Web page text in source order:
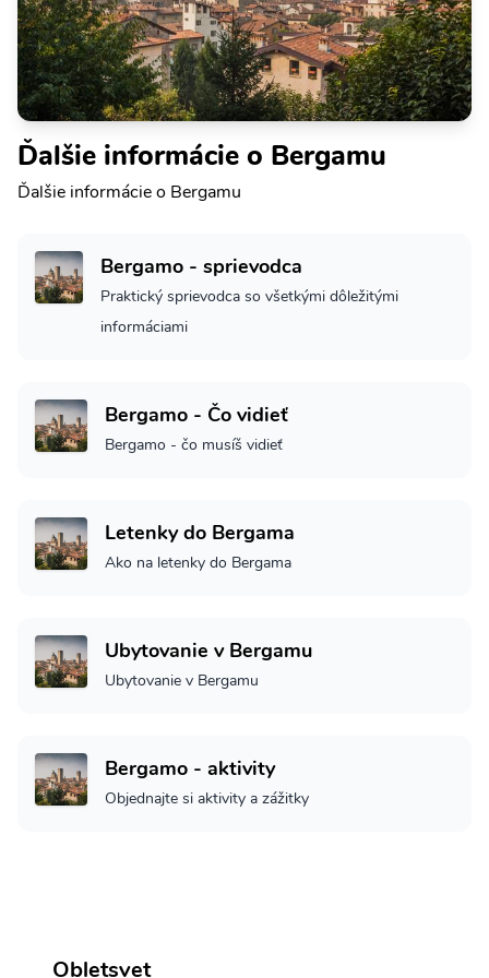
Ďalšie informácie o Bergamu
Ďalšie informácie o Bergamu
Bergamo - sprievodca
Praktický sprievodca so všetkými dôležitými
informáciami
Bergamo - Čo vidieť
Bergamo - čo musíš vidieť
Letenky do Bergama
Ako na letenky do Bergama
Ubytovanie v Bergamu
Ubytovanie v Bergamu
Bergamo - aktivity
Objednajte si aktivity a zážitky
Obletsvet